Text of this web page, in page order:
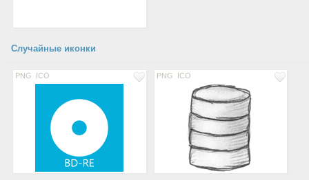
Случайные иконки
PNG ICO PNG ICO